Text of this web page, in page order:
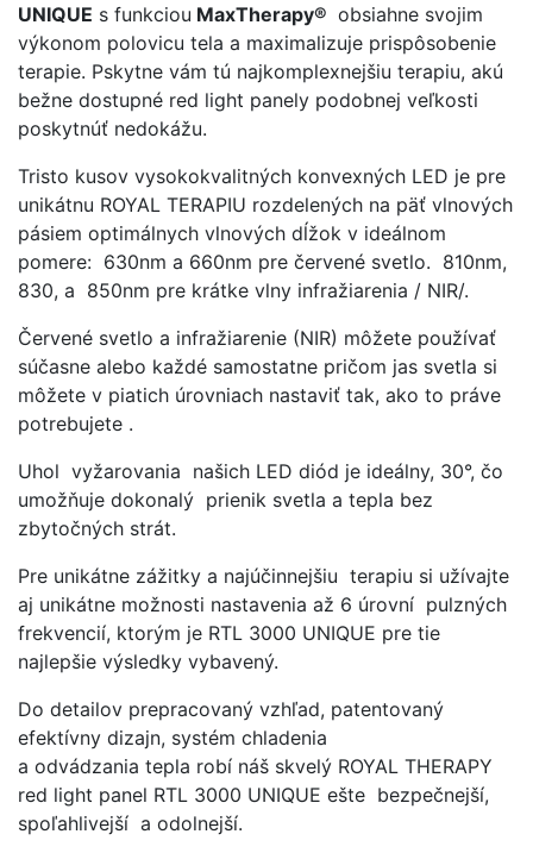
UNIQUE s funkciou MaxTherapy® obsiahne svojim
výkonom polovicu tela a maximalizuje prispôsobenie
terapie. Pskytne vám tú najkomplexnejšiu terapiu, akú
bežne dostupné red light panely podobnej veľkosti
poskytnúť nedokážu.
Tristo kusov vysokokvalitných konvexných LED je pre
unikátnu ROYAL TERAPIU rozdelených na päť vlnových
pásiem optimálnych vlnových dĺžok v ideálnom
pomere: 630nm a 660nm pre červené svetlo. 810nm,
830, a 850nm pre krátke vlny infražiarenia / NIR/.
Červené svetlo a infražiarenie (NIR) môžete používať
súčasne alebo každé samostatne pričom jas svetla si
môžete v piatich úrovniach nastaviť tak, ako to práve
potrebujete .
Uhol vyžarovania našich LED diód je ideálny, 30°, čo
umožňuje dokonalý prienik svetla a tepla bez
zbytočných strát.
Pre unikátne zážitky a najúčinnejšiu terapiu si užívajte
aj unikátne možnosti nastavenia až 6 úrovní pulzných
frekvencií, ktorým je RTL 3000 UNIQUE pre tie
najlepšie výsledky vybavený.
Do detailov prepracovaný vzhľad, patentovaný
efektívny dizajn, systém chladenia
a odvádzania tepla robí náš skvelý ROYAL THERAPY
red light panel RTL 3000 UNIQUE ešte bezpečnejší,
spoľahlivejší a odolnejší.